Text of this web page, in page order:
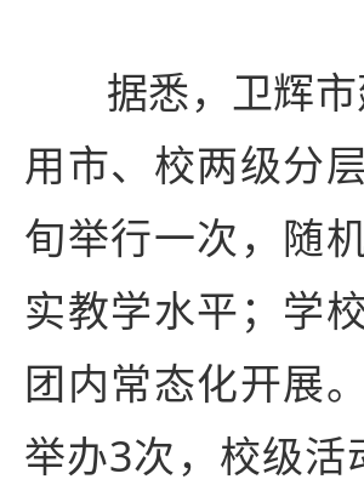
据悉，卫辉
用市、校两级分
旬举行一次，随
实教学水平；学
团内常态化开展
举办3次，校级